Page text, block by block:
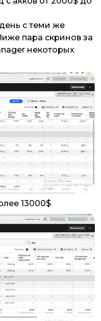
с теми же
пара скринов за
некоторых
13000$